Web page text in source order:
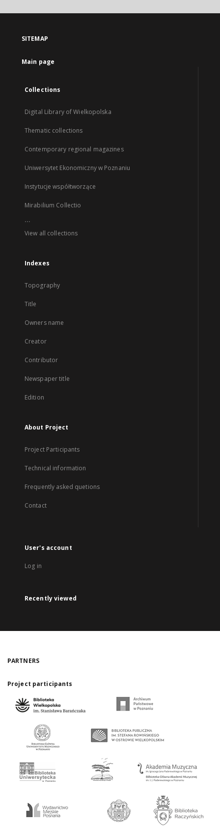
SITEMAP
Main page
Collections
Digital Library of Wielkopolska
Thematic collections
Contemporary regional magazines
Uniwersytet Ekonomiczny w Poznaniu
Instytucje współtworzące
Mirabilium Collectio
...
View all collections
Indexes
Topography
Title
Owners name
Creator
Contributor
Newspaper title
Edition
About Project
Project Participants
Technical information
Frequently asked quetions
Contact
User's account
Log in
Recently viewed
PARTNERS
Project participants